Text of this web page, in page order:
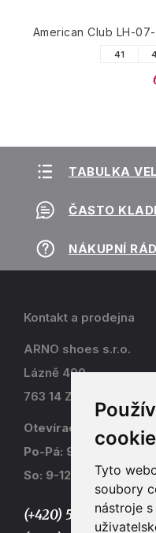
Tyto
soubory
nástroje
American Club LH-
41
TABULKA
ČASTO
NÁKUPNÍ
Kontakt a prodejna
ARNO shoes s.r.o.
Lázně 490
763 14 Zlín - Kostelec
Otevírací doba
Po-Pá: 9-17
So: 9-12
(+420) 577 915 036,